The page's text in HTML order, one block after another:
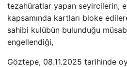
tezahüratlar yapan seyircilerin,
kapsamında kartları bloke
sahibi kulübün bulunduğu
engellendiği,
Göztepe, 08.11.2025 tarihinde